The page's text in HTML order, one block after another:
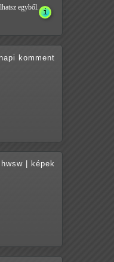
egyből.
napi komment
hwsw képek